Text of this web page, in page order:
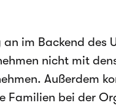
im Backend des
nicht mit
Außerdem
Familien bei der